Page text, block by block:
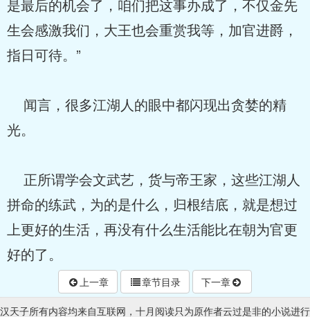
是最后的机会了，咱们把这事办成了，不仅金先
生会感激我们，大王也会重赏我等，加官进爵，
指日可待。”
闻言，很多江湖人的眼中都闪现出贪婪的精
光。
正所谓学会文武艺，货与帝王家，这些江湖人
拼命的练武，为的是什么，归根结底，就是想过
上更好的生活，再没有什么生活能比在朝为官更
好的了。
上一章 章节目录 下一章
汉天子所有内容均来自互联网，十月阅读只为原作者云过是非的小说进行